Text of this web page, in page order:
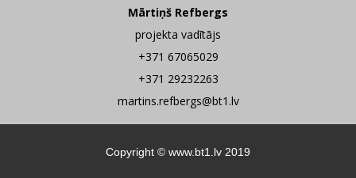
Mārtiņš Refbergs
projekta vadītājs
+371 67065029
+371 29232263
martins.refbergs@bt1.lv
Copyright © www.bt1.lv 2019